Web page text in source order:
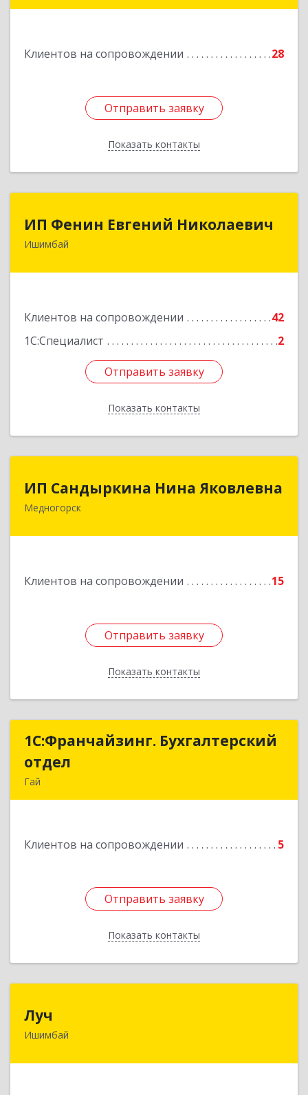
Клиентов на сопровождении 28
Отправить заявку
Показать контакты
Отправить заявку
Назад
ИП Фенин Евгений Николаевич
Ишимбай
Клиентов на сопровождении
42
1С:Специалист
2
Отправить заявку
Показать контакты
ИП Фенин Евгений Николаевич
453211, Башкортостан Респ, Ишимбайский р-н,
Отправить заявку
Назад
ИП Сандыркина Нина Яковлевна
Медногорск
Клиентов на сопровождении 15
Отправить заявку
Показать контакты
462270, Оренбургская обл, Медногорск г,
Отправить заявку
Назад
1С:Франчайзинг. Бухгалтерский
отдел
Гай
Клиентов на сопровождении 5
Отправить заявку
Показать контакты
1С:Франчайзинг. Бухгалтерский
Подробнее
Отправить заявку
Назад
Луч
Ишимбай
453215, Башкортостан Респ, Ишимбайский р-н,